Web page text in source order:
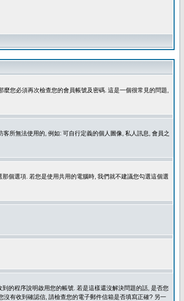
您必須再次檢查您的會員帳號及密碼. 這是一個很常見的問題,
所無法使用的, 例如: 可自行定義的個人圖像, 私人訊息, 會員之
個選項. 若您是使用共用的電腦時, 我們就不建議您勾選這個選
的程序說明啟用您的帳號. 若是這樣還沒解決問題的話, 是否您
有收到確認信, 請檢查您的電子郵件信箱是否填寫正確? 另一